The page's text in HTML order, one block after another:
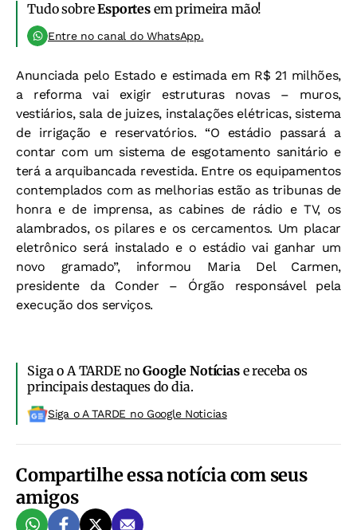
Tudo sobreEsportesem primeira mão!
Entre no canal do WhatsApp.
Anunciada pelo Estado e estimada em R$ 21 milhões,
a reforma vai exigir estruturas novas – muros,
vestiários, sala de juizes, instalações elétricas, sistema
de irrigação e reservatórios. “O estádio passará a
contar com um sistema de esgotamento sanitário e
terá a arquibancada revestida. Entre os equipamentos
contemplados com as melhorias estão as tribunas de
honra e de imprensa, as cabines de rádio e TV, os
alambrados, os pilares e os cercamentos. Um placar
eletrônico será instalado e o estádio vai ganhar um
novo gramado”, informou Maria Del Carmen,
presidente da Conder – Órgão responsável pela
execução dos serviços.
Siga o A TARDE noGoogle Notíciase receba os
principais destaques do dia.
Siga o A TARDE no Google Noticias
Compartilhe essa notícia com seus
amigos